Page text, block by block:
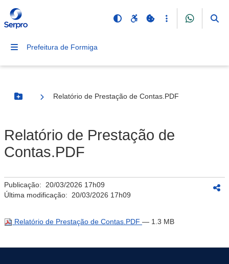
Prefeitura de Formiga
Botão Menu
Relatório de Prestação de Contas.PDF
Relatório de Prestação de
Contas.PDF
Publicação: 20/03/2026 17h09
Última modificação: 20/03/2026 17h09
Relatório de Prestação de Contas.PDF — 1.3 MB